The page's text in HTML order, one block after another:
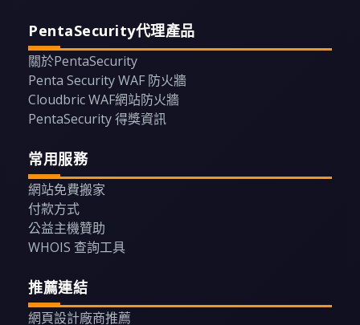
PentaSecurity代理產品
關於PentaSecurity
Penta Security WAF 防火牆
Cloudbric WAF網站防火牆
PentaSecurity 得獎資訊
常用服務
網站免費搬家
付款方式
公益主機贊助
WHOIS 查詢工具
推薦連結
網頁設計廠商推薦